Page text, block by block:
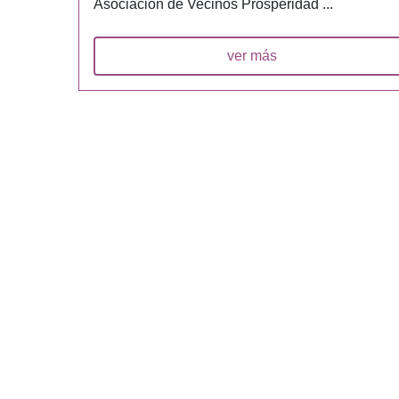
Asociación de Vecinos Prosperidad ...
ver más